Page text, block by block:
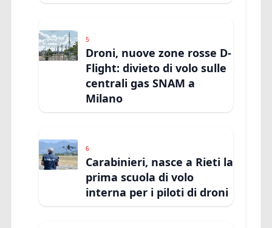
5
Droni, nuove zone rosse D-
Flight: divieto di volo sulle
centrali gas SNAM a
Milano
6
Carabinieri, nasce a Rieti la
prima scuola di volo
interna per i piloti di droni